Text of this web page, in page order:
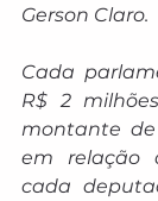
Gerson Claro.
Cada
R$ 2
montante
em relação
cada